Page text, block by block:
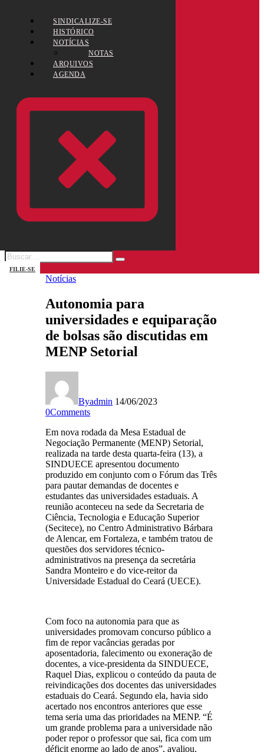
SINDICALIZE-SE
HISTÓRICO
NOTÍCIAS
NOTAS
ARQUIVOS
AGENDA
FILIE-SE
Notícias
Autonomia para
universidades e equiparação
de bolsas são discutidas em
MENP Setorial
Byadmin 14/06/2023
0Comments
Em nova rodada da Mesa Estadual de
Negociação Permanente (MENP) Setorial,
realizada na tarde desta quarta-feira (13), a
SINDUECE apresentou documento
produzido em conjunto com o Fórum das Três
para pautar demandas de docentes e
estudantes das universidades estaduais. A
reunião aconteceu na sede da Secretaria de
Ciência, Tecnologia e Educação Superior
(Secitece), no Centro Administrativo Bárbara
de Alencar, em Fortaleza, e também tratou de
questões dos servidores técnico-
administrativos na presença da secretária
Sandra Monteiro e do vice-reitor da
Universidade Estadual do Ceará (UECE).
Com foco na autonomia para que as
universidades promovam concurso público a
fim de repor vacâncias geradas por
aposentadoria, falecimento ou exoneração de
docentes, a vice-presidenta da SINDUECE,
Raquel Dias, explicou o conteúdo da pauta de
reivindicações dos docentes das universidades
estaduais do Ceará. Segundo ela, havia sido
acertado nos encontros anteriores que esse
tema seria uma das prioridades na MENP. “É
um grande problema para a universidade não
poder repor o professor que sai, fica com um
déficit enorme ao lado de anos”, avaliou.